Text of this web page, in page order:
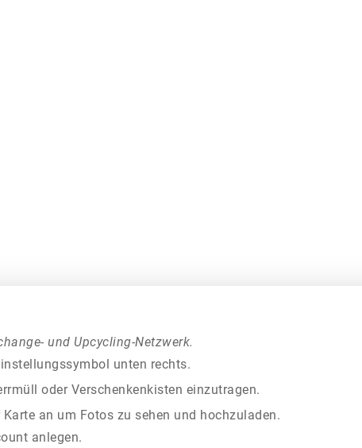
und Upcycling-Netzwerk.
unten rechts.
oder Verschenkenkisten einzutragen.
an um Fotos zu sehen und hochzuladen.
anlegen.